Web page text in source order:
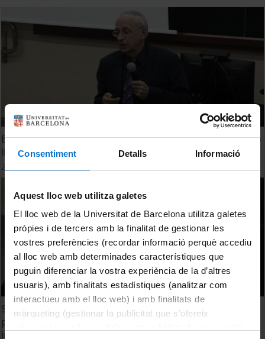
Consentiment Detalls Informació
Aquest lloc web utilitza galetes
El lloc web de la Universitat de Barcelona utilitza galetes
pròpies i de tercers amb la finalitat de gestionar les
vostres preferències (recordar informació perquè accediu
al lloc web amb determinades característiques que
puguin diferenciar la vostra experiència de la d’altres
usuaris), amb finalitats estadístiques (analitzar com
interactueu amb el lloc web) i amb finalitats de
màrqueting (gestionar la publicitat que s’ofereix
Els límits entre l'ambigüitat i altres casos d'indeterminació
lingüística. Jordi Fortuny i Lluís Payrató
Sobre la funció expressiva del dret. Ambigüitat i
pragmàtica en la construcció d'ecosistemes jurídics
intel·ligents. Pompeu Casanovas